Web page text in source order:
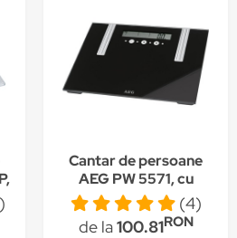
Cantar de persoane
AEG PW 5571, cu
analizatori, asisaj LCD,
150 kg, Negru
(4)
de la100.81RON